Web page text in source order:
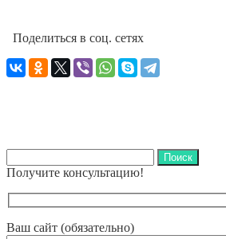
Поделиться в соц. сетях
Получите консультацию!
Ваш сайт (обязательно)